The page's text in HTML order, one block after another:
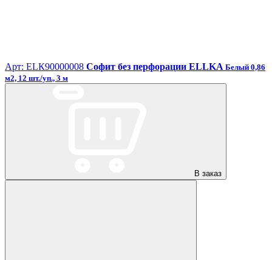
Арт: ЕLК90000008 Софит без перфорации ELLKA Белый 0,86
м2, 12 шт./уп., 3 м
В заказ